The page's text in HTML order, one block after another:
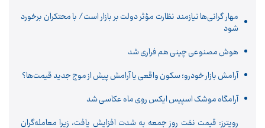
مهار گرانی‌ها نیازمند نظارت مؤثر دولت بر بازار است/ با محتکران برخورد
شود
هوش مصنوعی چینی هم فراری شد
آرامش بازار خودرو؛ سکون واقعی یا آرامش پیش از موج جدید قیمت‌ها؟
آرامگاه موشک اسپیس ایکس روی ماه عکاسی شد
رویترز: قیمت نفت روز جمعه به شدت افزایش یافت، زیرا معامله‌گران